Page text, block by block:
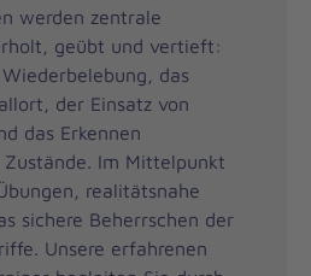
werden zentrale
geübt und vertieft:
das
der Einsatz von
das Erkennen
Zustände. Im Mittelpunkt
realitätsnahe
sichere Beherrschen der
Unsere erfahrenen